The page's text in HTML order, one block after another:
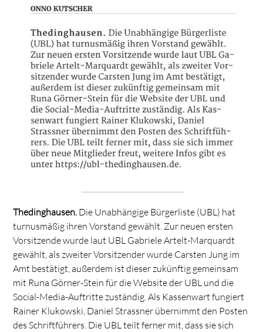
Thedinghausen. Die Unabhängige Bürgerliste (UBL) hat
turnusmäßig ihren Vorstand gewählt. Zur neuen ersten
Vorsitzende wurde laut UBL Gabriele Artelt-Marquardt
gewählt, als zweiter Vorsitzender wurde Carsten Jung im
Amt bestätigt, außerdem ist dieser zukünftig gemeinsam
mit Runa Görner-Stein für die Website der UBL und die
Social-Media-Auftritte zuständig. Als Kassenwart fungiert
Rainer Klukowski, Daniel Strassner übernimmt den Posten
des Schriftführers. Die UBL teilt ferner mit, dass sie sich